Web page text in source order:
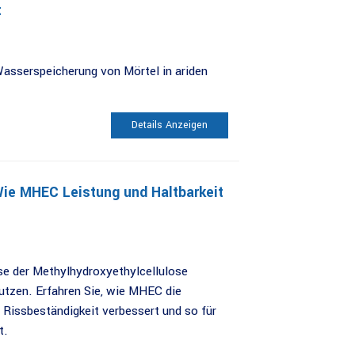
von Mörtel in ariden
Details Anzeigen
MHEC Leistung und Haltbarkeit
der Methylhydroxyethylcellulose
Erfahren Sie, wie MHEC die
verbessert und so für